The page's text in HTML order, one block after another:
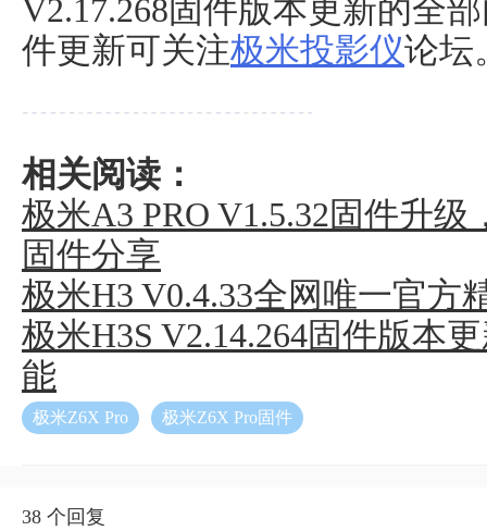
V2.17.268固件版本更新的全
件更新可关注极米投影仪论坛
相关阅读：
极米A3 PRO V1.5.32固件升级
固件分享
极米H3 V0.4.33全网唯一官方
极米H3S V2.14.264固件版本
能
极米Z6X Pro 极米Z6X Pro固件
38 个回复